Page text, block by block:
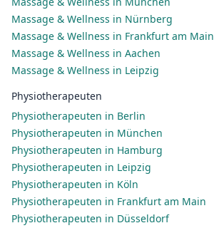
Massage & Wellness in Nürnberg
Massage & Wellness in Frankfurt am Main
Massage & Wellness in Aachen
Massage & Wellness in Leipzig
Physiotherapeuten
Physiotherapeuten in Berlin
Physiotherapeuten in München
Physiotherapeuten in Hamburg
Physiotherapeuten in Leipzig
Physiotherapeuten in Köln
Physiotherapeuten in Frankfurt am Main
Physiotherapeuten in Düsseldorf